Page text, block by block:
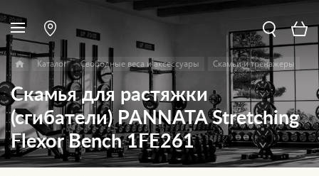
Каталог Свободные веса и аксессуары Скамьи и тренажеры
Скамья для растяжки
(сгибатели) PANNATA Stretching
Flexor Bench 1FE261